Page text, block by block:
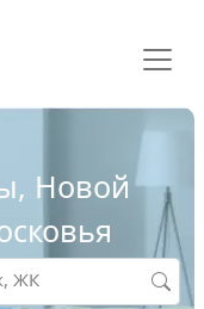
Новой
ЖК